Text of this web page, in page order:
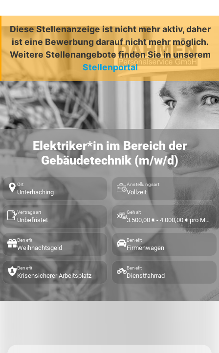
Diese Stellenanzeige ist nicht mehr aktiv, daher
ist eine Bewerbung darauf nicht mehr möglich.
Weitere Stellenangebote finden Sie in unserem
Stellenportal
Elektriker*in im Bereich der
Gebäudetechnik (m/w/d)
Ort
Unterhaching
Anstellungsart
Vollzeit
Vertragsart
Unbefristet
Gehalt
3.500,00 € - 4.000,00 € pro Monat
Benefit
Weihnachtsgeld
Benefit
Firmenwagen
Benefit
Krisensicherer Arbeitsplatz
Benefit
Dienstfahrrad